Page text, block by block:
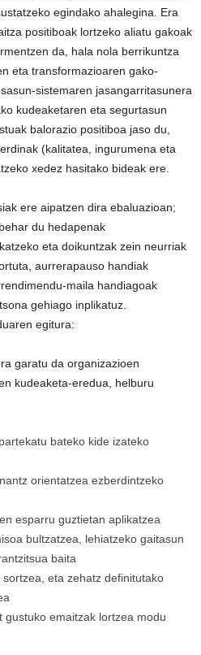
egindako ahalegina. Era
positiboak lortzeko aliatu gakoak
da, hala nola berrikuntza
eta transformazioaren gako-
sistemaren jasangarritasunera
kudeaketaren eta segurtasun
balorazio positiboa jaso du,
(kalitatea, ingurumena eta
xedez hasitako bideak ere.
ere aipatzen dira ebaluazioan;
du hedapenak
eta doikuntzak zein neurriak
aurrerapauso handiak
maila handiagoak
gehiago inplikatuz.
egitura:
garatu da organizazioen
kudeaketa-eredua, helburu
bateko kide izateko
orientatzea ezberdintzeko
esparru guztietan aplikatzea
bultzatzea, lehiatzeko gaitasun
baita
eta zehatz definitutako
gustuko emaitzak lortzea modu